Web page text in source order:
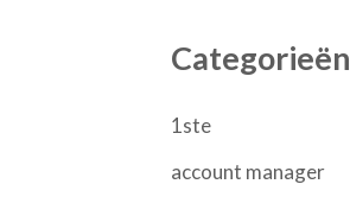
Categorieën
1ste
account manager